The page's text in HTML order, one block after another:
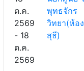
ต.ค.
2569
- 18
ต.ค.
2569
พุทธจักร
วิทยา(ห้อ
สุธี)